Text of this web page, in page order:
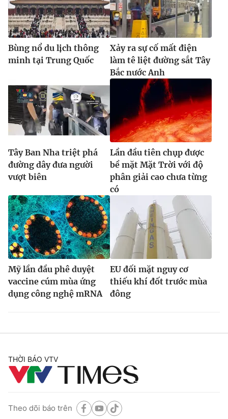
Bùng nổ du lịch thông
minh tại Trung Quốc
Xảy ra sự cố mất điện
làm tê liệt đường sắt Tây
Bắc nước Anh
Tây Ban Nha triệt phá
đường dây đưa người
vượt biên
Lần đầu tiên chụp được
bề mặt Mặt Trời với độ
phân giải cao chưa từng
có
Mỹ lần đầu phê duyệt
vaccine cúm mùa ứng
dụng công nghệ mRNA
EU đối mặt nguy cơ
thiếu khí đốt trước mùa
đông
THỜI BÁO VTV
Theo dõi báo trên